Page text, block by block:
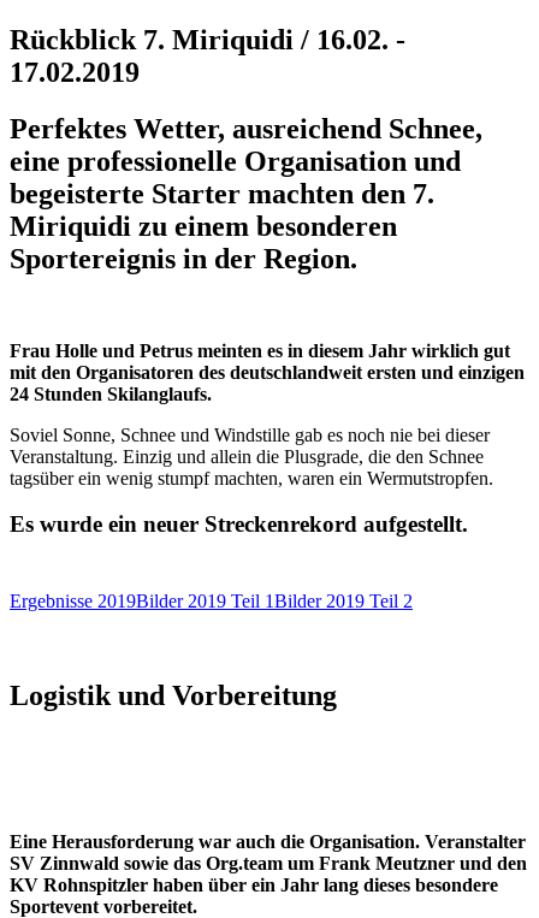
Rückblick 7. Miriquidi / 16.02. -
17.02.2019
Perfektes Wetter, ausreichend Schnee,
eine professionelle Organisation und
begeisterte Starter machten den 7.
Miriquidi zu einem besonderen
Sportereignis in der Region.
Frau Holle und Petrus meinten es in diesem Jahr wirklich gut
mit den Organisatoren des deutschlandweit ersten und einzigen
24 Stunden Skilanglaufs.
Soviel Sonne, Schnee und Windstille gab es noch nie bei dieser
Veranstaltung. Einzig und allein die Plusgrade, die den Schnee
tagsüber ein wenig stumpf machten, waren ein Wermutstropfen.
Es wurde ein neuer Streckenrekord aufgestellt.
Ergebnisse 2019Bilder 2019 Teil 1Bilder 2019 Teil 2
Logistik und Vorbereitung
Eine Herausforderung war auch die Organisation. Veranstalter
SV Zinnwald sowie das Org.team um Frank Meutzner und den
KV Rohnspitzler haben über ein Jahr lang dieses besondere
Sportevent vorbereitet.